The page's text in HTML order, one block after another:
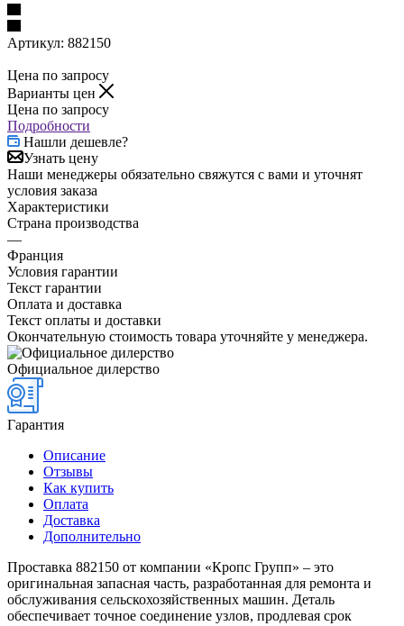
Артикул: 882150
Цена по запросу
Варианты цен
Цена по запросу
Подробности
Нашли дешевле?
Узнать цену
Наши менеджеры обязательно свяжутся с вами и уточнят
условия заказа
Характеристики
Страна производства
—
Франция
Условия гарантии
Текст гарантии
Оплата и доставка
Текст оплаты и доставки
Окончательную стоимость товара уточняйте у менеджера.
Официальное дилерство
Гарантия
Описание
Отзывы
Как купить
Оплата
Доставка
Дополнительно
Проставка 882150 от компании «Кропс Групп» – это
оригинальная запасная часть, разработанная для ремонта и
обслуживания сельскохозяйственных машин. Деталь
обеспечивает точное соединение узлов, продлевая срок